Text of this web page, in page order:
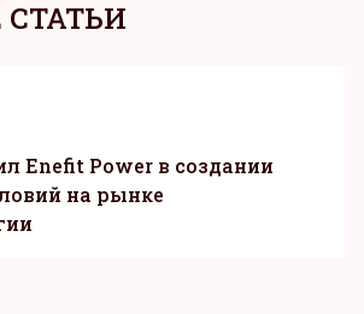
Enefit Power в создании
на рынке